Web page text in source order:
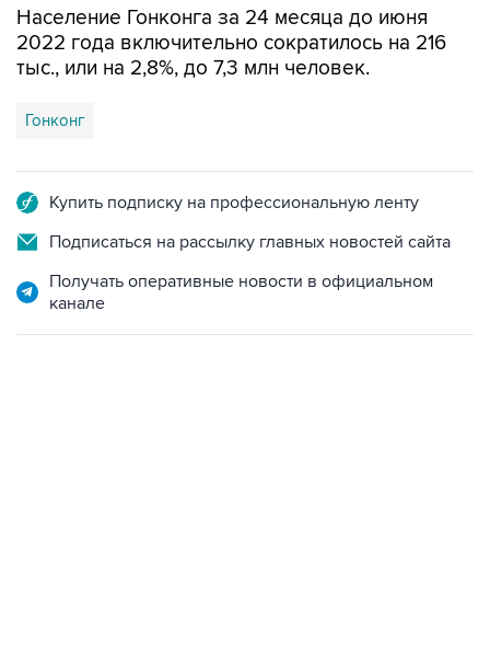
тыс., или на 2,8%, до 7,3 млн человек.
Гонконг
Подписаться на рассылку главных новостей сайта
Получать оперативные новости в официальном